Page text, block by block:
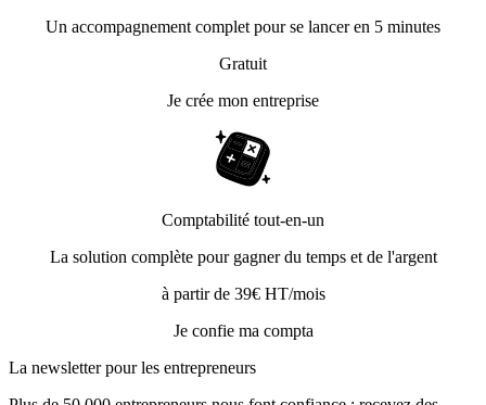
Un accompagnement complet pour se lancer en 5 minutes
Gratuit
Je crée mon entreprise
Comptabilité tout-en-un
La solution complète pour gagner du temps et de l'argent
à partir de 39€ HT/mois
Je confie ma compta
La newsletter pour les entrepreneurs